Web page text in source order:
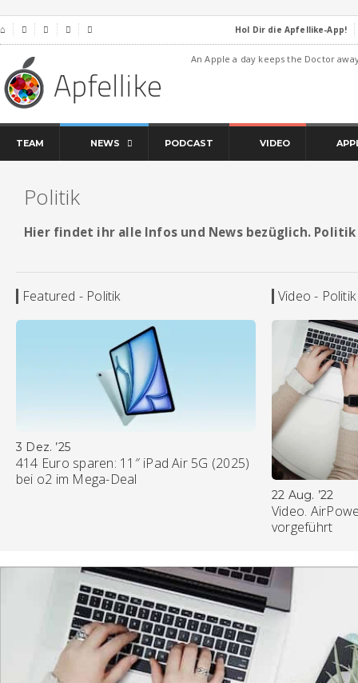
⌂     Hol Dir die Apfellike-App!
An Apple a day keeps the Doctor
TEAM NEWS PODCAST VIDEO
Politik
Hier findet ihr alle Infos und News bezüglich. Politik
Featured - Politik
3 Dez. ’25
414 Euro sparen: 11″ iPad Air 5G (2025)
bei o2 im Mega-Deal
Video - Politik
22 Aug. ’22
Video.
vorgeführt